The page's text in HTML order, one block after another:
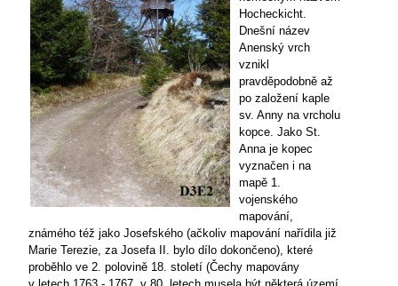
Hocheckicht.
Dnešní název
Anenský vrch
vznikl
pravděpodobně až
po založení kaple
sv. Anny na vrcholu
kopce. Jako St.
Anna je kopec
vyznačen i na
mapě 1.
vojenského
mapování,
známého též jako Josefského (ačkoliv mapování nařídila již
Marie Terezie, za Josefa II. bylo dílo dokončeno), které
proběhlo ve 2. polovině 18. století (Čechy mapovány